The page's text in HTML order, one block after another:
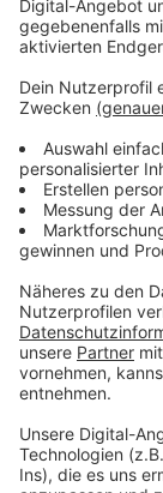
Verpass'
ANTENNE
Lifestyle